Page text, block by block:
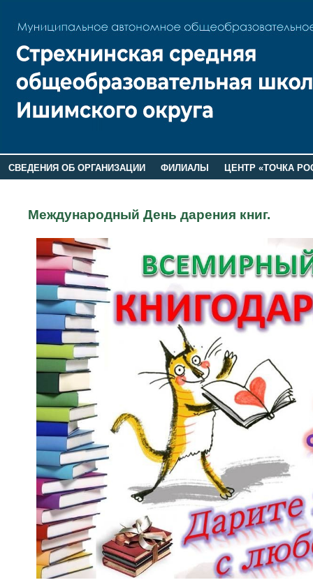
СВЕДЕНИЯ ОБ ОРГАНИЗАЦИИ ФИЛИАЛЫ
ЦЕНТР «ТОЧКА
Международный День дарения книг.